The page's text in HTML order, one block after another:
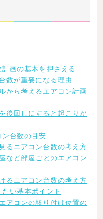
画の基本を押さえる
数が重要になる理由
から考えるエアコン計画
後回しにすると起こりが
台数の目安
るエアコン台数の考え方
など部屋ごとのエアコン
るエアコン台数の考え方
い基本ポイント
アコンの取り付け位置の